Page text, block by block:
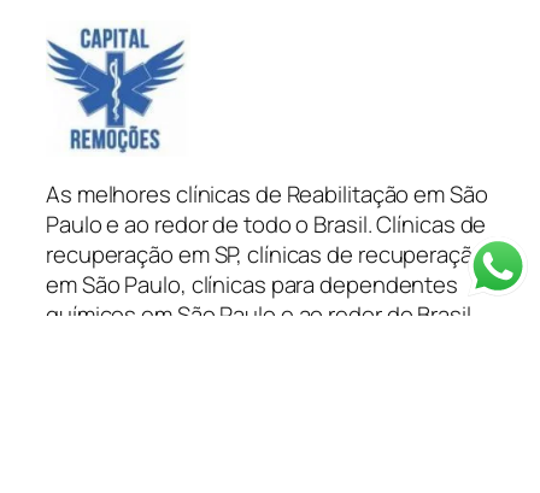
As melhores clínicas de Reabilitação em São
Paulo e ao redor de todo o Brasil. Clínicas de
recuperação em SP, clínicas de recuperação
em São Paulo, clínicas para dependentes
químicos em São Paulo e ao redor do Brasil